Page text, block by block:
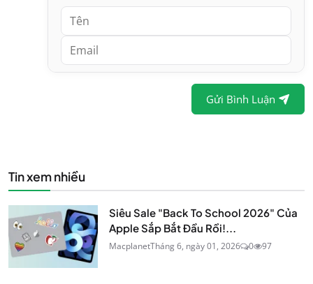
Gửi Bình Luận
Tin xem nhiều
Siêu Sale "Back To School 2026" Của
Apple Sắp Bắt Đầu Rồi!...
MacplanetTháng 6, ngày 01, 2026 0 97